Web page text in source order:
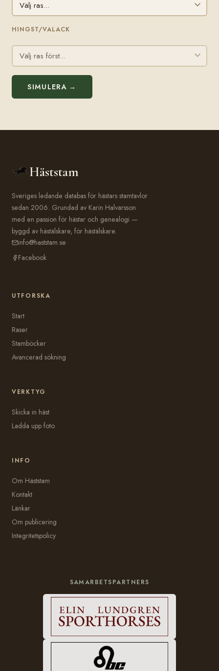
HINGST/VALACK
SIMULERA →
Häststam
Sveriges ledande databas för hästars stamtavlor
sedan 2006. Grundad av Karin Halvarsson
med en passion för hästar och genealogi —
byggd av hästälskare, för hästälskare.
info@haststam.se
Facebook
UTFORSKA
Start
Raser
Stamböcker
Avancerad sökning
VERKTYG
Skicka in häst
Ladda upp foto
INFO
Om Häststam
Kontakt
Länkar
Om publicering
Integritetspolicy
SAMARBETSPARTNERS